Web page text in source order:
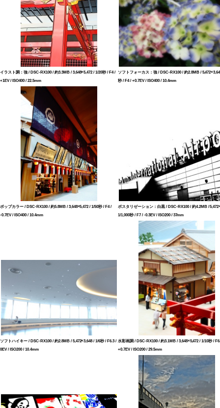
イラスト調：強 / DSC-RX100 / 約3.3MB / 3,648×5,472 / 1/20秒 / F4 /
+1EV / ISO400 / 22.5mm
ソフトフォーカス：強 / DSC-RX100 / 約2.8MB /
秒 / F4 / +0.7EV / ISO400 / 10.4mm
ポップカラー / DSC-RX100 / 約5.8MB / 3,648×5,472 / 1/50秒 / F4 /
-0.7EV / ISO400 / 10.4mm
ポスタリゼーション：白黒 / DSC-RX100 / 約4.2MB /
1/1,000秒 / F7 / -0.3EV / ISO200 / 37mm
ソフトハイキー / DSC-RX100 / 約2.8MB / 5,472×3,648 / 1/6秒 / F6.3 /
0EV / ISO200 / 10.4mm
水彩画調 / DSC-RX100 / 約3.1MB / 3,648×5,472 / 1/10秒 /
+0.7EV / ISO200 / 29.5mm